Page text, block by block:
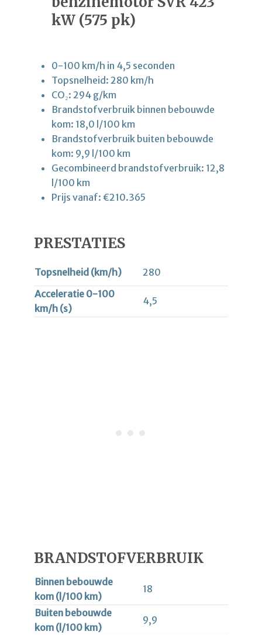
kW (575 pk)
0-100 km/h in 4,5 seconden
Topsnelheid: 280 km/h
CO₂: 294 g/km
Brandstofverbruik binnen bebouwde
kom: 18,0 l/100 km
Brandstofverbruik buiten bebouwde
kom: 9,9 l/100 km
Gecombineerd brandstofverbruik: 12,8
l/100 km
Prijs vanaf: €210.365
PRESTATIES
Topsnelheid (km/h)
280
Acceleratie 0-100
km/h (s)
4,5
BRANDSTOFVERBRUIK
Binnen bebouwde
kom (l/100 km)
18
Buiten bebouwde
kom (l/100 km)
9,9